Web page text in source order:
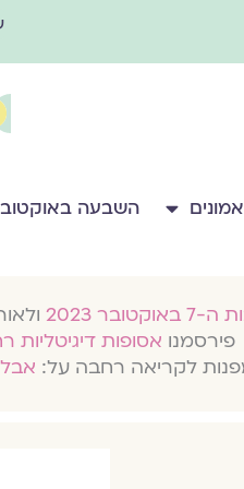
השבעה
2023
פירסמנו אסופות דיגיטליות
לקריאה רחבה על: